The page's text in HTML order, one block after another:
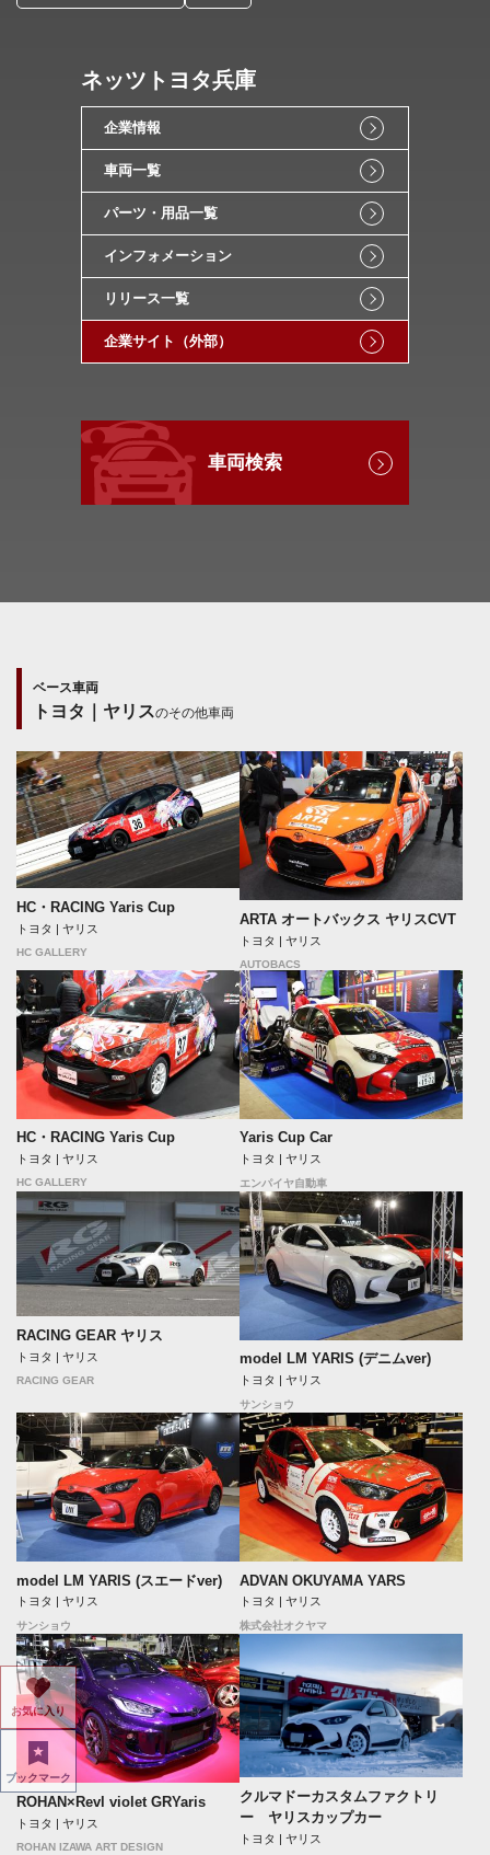
ネッツトヨタ兵庫
企業情報
車両一覧
パーツ・用品一覧
インフォメーション
リリース一覧
企業サイト（外部）
車両検索
ベース車両
トヨタ｜ヤリスのその他車両
HC・RACING Yaris Cup
トヨタ | ヤリス
HC GALLERY
ARTA オートバックス ヤリスCVT
トヨタ | ヤリス
AUTOBACS
HC・RACING Yaris Cup
トヨタ | ヤリス
HC GALLERY
Yaris Cup Car
トヨタ | ヤリス
エンパイヤ自動車
RACING GEAR ヤリス
トヨタ | ヤリス
RACING GEAR
model LM YARIS (デニムver)
トヨタ | ヤリス
サンショウ
model LM YARIS (スエードver)
トヨタ | ヤリス
サンショウ
ADVAN OKUYAMA YARS
トヨタ | ヤリス
株式会社オクヤマ
ROHAN×Revl violet GRYaris
トヨタ | ヤリス
ROHAN IZAWA ART DESIGN
クルマドーカスタムファクトリ
ー ヤリスカップカー
トヨタ | ヤリス
お気に入り
ブックマーク